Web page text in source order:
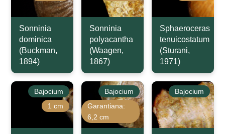
Sonninia
dominica
(Buckman,
1894)
Sonninia
polyacantha
(Waagen,
1867)
Sphaeroceras
tenuicostatum
(Sturani,
1971)
Bajocium
1 cm
Bajocium
Garantiana:
6,2 cm
Bajocium